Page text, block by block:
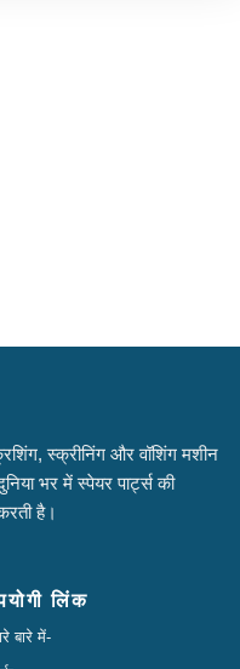
स्क्रीनिंग और वॉशिंग मशीन
भर में स्पेयर पार्ट्स की
है।
लिंक
बारे में-